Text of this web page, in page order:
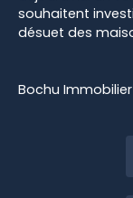
souhaitent
désuet des
Bochu